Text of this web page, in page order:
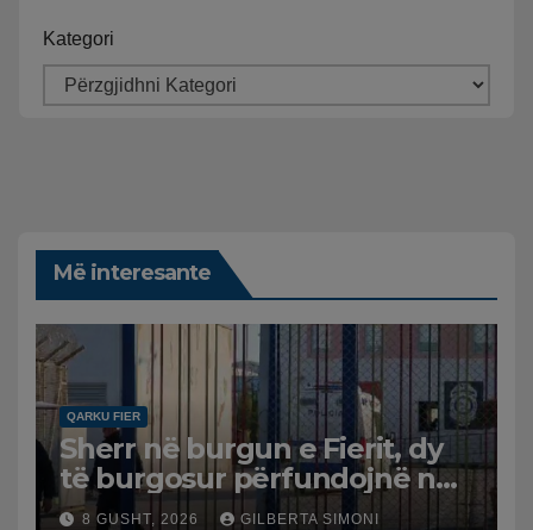
Kategori
Më interesante
QARKU FIER
Sherr në burgun e Fierit, dy
të burgosur përfundojnë në
spital
8 GUSHT, 2026 GILBERTA SIMONI